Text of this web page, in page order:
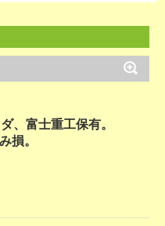
、富士重工保有。
損。